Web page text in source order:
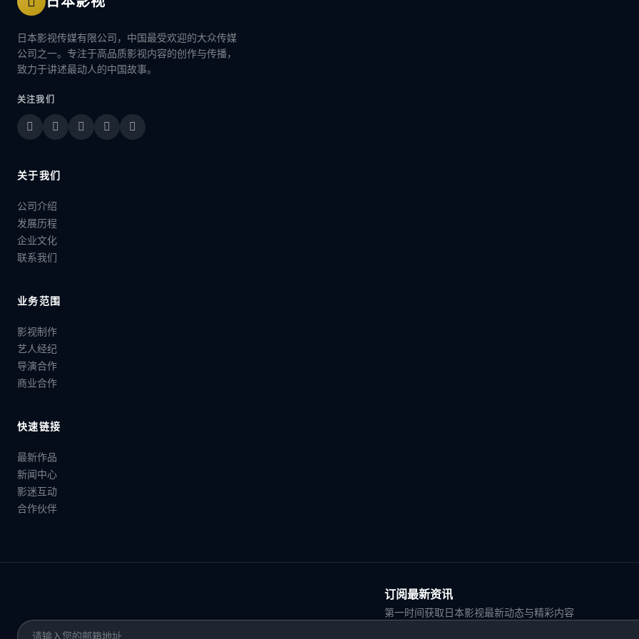
日本影视传媒有限公司，中国最受欢迎的大众传媒
公司之一。专注于高品质影视内容的创作与传播，
致力于讲述最动人的中国故事。
关注我们
关于我们
公司介绍
发展历程
企业文化
联系我们
业务范围
影视制作
艺人经纪
导演合作
商业合作
快速链接
最新作品
新闻中心
影迷互动
合作伙伴
订阅最新资讯
第一时间获取日本影视最新动态与精彩内容